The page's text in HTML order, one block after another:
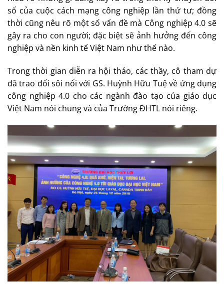
số của cuộc cách mạng công nghiệp lần thứ tư; đồng
thời cũng nêu rõ một số vấn đề mà Công nghiệp 4.0 sẽ
gây ra cho con người; đặc biệt sẽ ảnh hưởng đến công
nghiệp và nền kinh tế Việt Nam như thế nào.
Trong thời gian diễn ra hội thảo, các thầy, cô tham dự
đã trao đổi sôi nổi với GS. Huỳnh Hữu Tuệ về ứng dụng
công nghiệp 4.0 cho các ngành đào tạo của giáo dục
Việt Nam nói chung và của Trường ĐHTL nói riêng.